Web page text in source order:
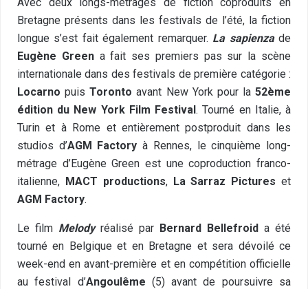
Bretagne présents dans les festivals de l’été, la fiction
longue s’est fait également remarquer. La sapienzade
Eugène Greena fait ses premiers pas sur la scène
internationale dans des festivals de première catégorie :
Locarno puisToronto avant New York pour la 52ème
édition du New York Film Festival. Tourné en Italie, à
Turin et à Rome et entièrement postproduit dans les
studios d’AGM Factory à Rennes, le cinquième long-
métrage d’Eugène Green est une coproduction franco-
italienne, MACT productions,La Sarraz Pictures et
AGM Factory.
Le film Melodyréalisé par Bernard Bellefroid a été
tourné en Belgique et en Bretagne et sera dévoilé ce
week-end en avant-première et en compétition officielle
au festival d’Angoulême (5) avant de poursuivre sa